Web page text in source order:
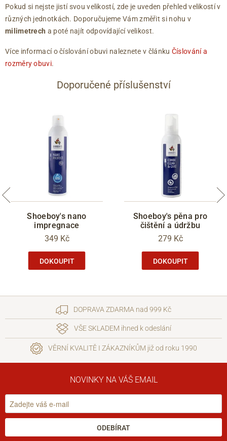
Pokud si nejste jistí svou velikostí, zde je uveden přehled velikostí v
různých jednotkách. Doporučujeme Vám změřit si nohu v
milimetrech a poté najít odpovídající velikost.
Více informací o číslování obuvi naleznete v článku Číslování a
rozměry obuvi.
Doporučené příslušenství
Shoeboy's nano
impregnace
349 Kč
DOKOUPIT
Shoeboy's pěna pro
čištění a údržbu
279 Kč
DOKOUPIT
DOPRAVA ZDARMA nad 999 Kč
VŠE SKLADEM ihned k odeslání
VĚRNÍ KVALITĚ I ZÁKAZNÍKŮM již od roku 1990
NOVINKY NA VÁŠ EMAIL
ODEBÍRAT